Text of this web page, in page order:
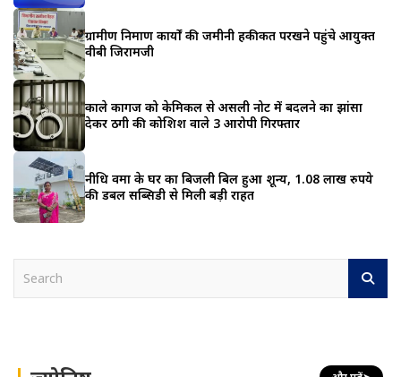
ग्रामीण निर्माण कार्यों की जमीनी हकीकत परखने पहुंचे आयुक्त
वीबी जिरामजी
काले कागज को केमिकल से असली नोट में बदलने का झांसा
देकर ठगी की कोशिश वाले 3 आरोपी गिरफ्तार
नीधि वर्मा के घर का बिजली बिल हुआ शून्य, 1.08 लाख रुपये
की डबल सब्सिडी से मिली बड़ी राहत
h